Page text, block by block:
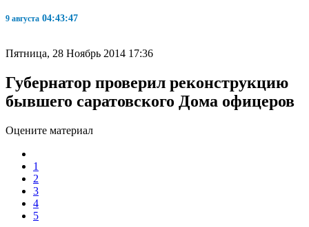
9 августа 04:43:47
Пятница, 28 Ноябрь 2014 17:36
Губернатор проверил реконструкцию
бывшего саратовского Дома офицеров
Оцените материал
1
2
3
4
5